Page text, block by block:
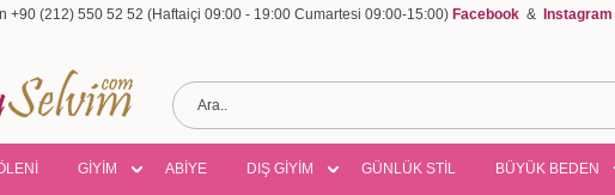
+90 (212) 550 52 52 (Haftaiçi 09:00 - 19:00 Cumartesi 09:00-15:00) Facebook & Instagram
GİYİM ABİYE DIŞ GİYİM GÜNLÜK STİL BÜYÜK BEDEN